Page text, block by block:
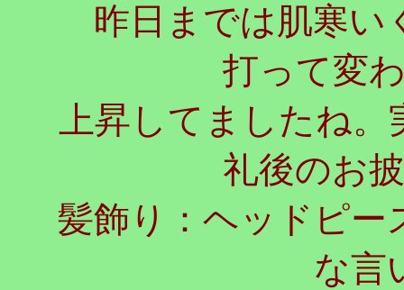
昨日までは肌寒い
打って変
上昇してましたね。
礼後のお
髪飾り：ヘッドピー
な言